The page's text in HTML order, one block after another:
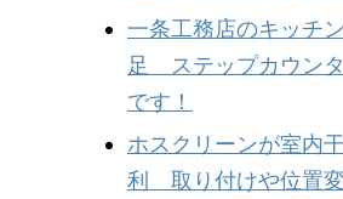
一条工務店のキッチ
足 ステップカウン
です！
ホスクリーンが室内
利 取り付けや位置